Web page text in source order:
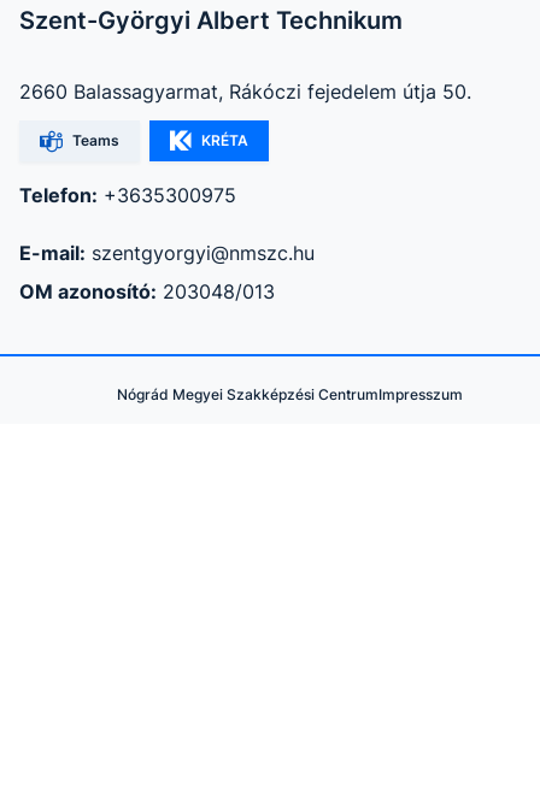
Szent-Györgyi Albert Technikum
2660 Balassagyarmat, Rákóczi fejedelem útja 50.
Teams KRÉTA
Telefon: +3635300975
E-mail: szentgyorgyi@nmszc.hu
OM azonosító: 203048/013
Nógrád Megyei Szakképzési CentrumImpresszum